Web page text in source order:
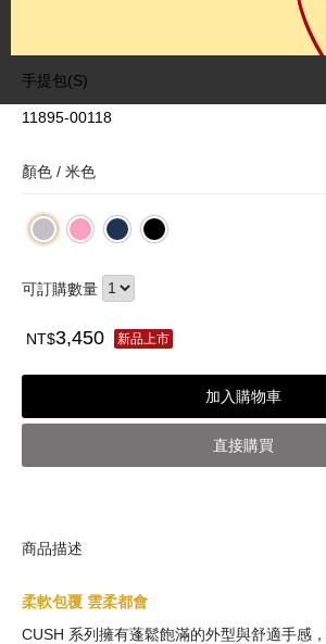
手提包(S)
11895-00118
顏色 / 米色
可訂購數量
NT$3,450 新品上市
加入購物車
直接購買
商品描述
柔軟包覆 雲柔都會
CUSH 系列擁有蓬鬆飽滿的外型與舒適手感